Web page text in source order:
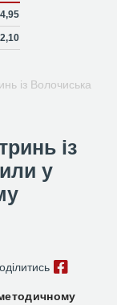
із Волочиська
із
у